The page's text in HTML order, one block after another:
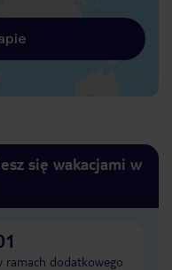
się wakacjami w
ramach dodatkowego